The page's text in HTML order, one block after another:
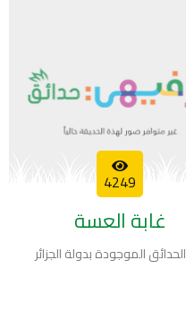
4249
غابة العسة
الموجودة بدولة الجزائر